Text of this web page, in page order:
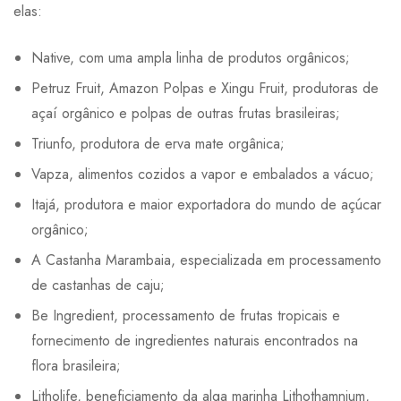
elas:
Native, com uma ampla linha de produtos orgânicos;
Petruz Fruit, Amazon Polpas e Xingu Fruit, produtoras de
açaí orgânico e polpas de outras frutas brasileiras;
Triunfo, produtora de erva mate orgânica;
Vapza, alimentos cozidos a vapor e embalados a vácuo;
Itajá, produtora e maior exportadora do mundo de açúcar
orgânico;
A Castanha Marambaia, especializada em processamento
de castanhas de caju;
Be Ingredient, processamento de frutas tropicais e
fornecimento de ingredientes naturais encontrados na
flora brasileira;
Litholife, beneficiamento da alga marinha Lithothamnium,